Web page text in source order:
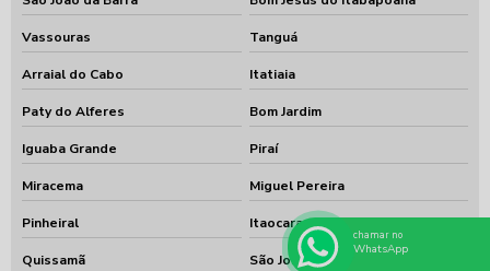
Vassouras Tanguá
Arraial do Cabo Itatiaia
Paty do Alferes Bom Jardim
Iguaba Grande Piraí
Miracema Miguel Pereira
Pinheiral Itaocara
Quissamã São José do Vale do Rio Preto
chamar no
WhatsApp